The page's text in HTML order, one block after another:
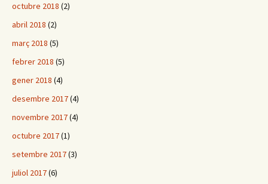
octubre 2018 (2)
abril 2018 (2)
març 2018 (5)
febrer 2018 (5)
gener 2018 (4)
desembre 2017(4)
novembre 2017(4)
octubre 2017(1)
setembre 2017(3)
juliol 2017(6)